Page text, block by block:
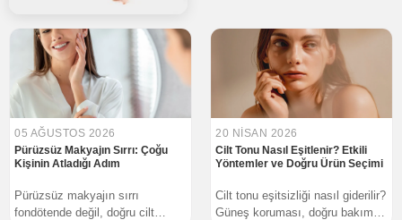
05 AĞUSTOS 2026
Pürüzsüz Makyajın Sırrı: Çoğu
Kişinin Atladığı Adım
Pürüzsüz makyajın sırrı
fondötende değil, doğru cilt
20 NISAN 2026
Cilt Tonu Nasıl Eşitlenir? Etkili
Yöntemler ve Doğru Ürün Seçimi
Cilt tonu eşitsizliği nasıl giderilir?
Güneş koruması, doğru bakım